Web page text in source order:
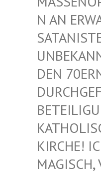
AN
EN 70ERN,
IRCHE!
AGISCH,